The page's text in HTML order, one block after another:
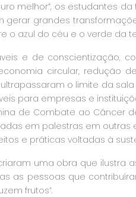
melhor”, os estudantes
grandes
o azul do céu e o verde da
e de
circular, redução
o limite da
para empresas e
de Combate ao Câncer
em palestras em
e práticas voltadas à
uma obra que ilustra
as pessoas que
frutos”.